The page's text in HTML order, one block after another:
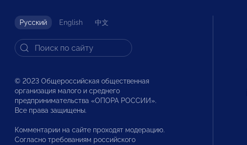
Русский English 中文
© 2023 Общероссийская общественная
организация малого и среднего
предпринимательства «ОПОРА РОССИИ».
Все права защищены.
Комментарии на сайте проходят модерацию.
Согласно требованиям российского